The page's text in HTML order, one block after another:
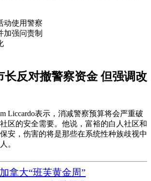
动使用警察
加强问责制
长反对撤警察资金 但强调改
Liccardo表示，消减警察预算将会严重破
区的安全需要。他说，富裕的白人社区和
安，伤害的将是那些在系统性种族歧视中
。
加拿大“班芙黄金周”